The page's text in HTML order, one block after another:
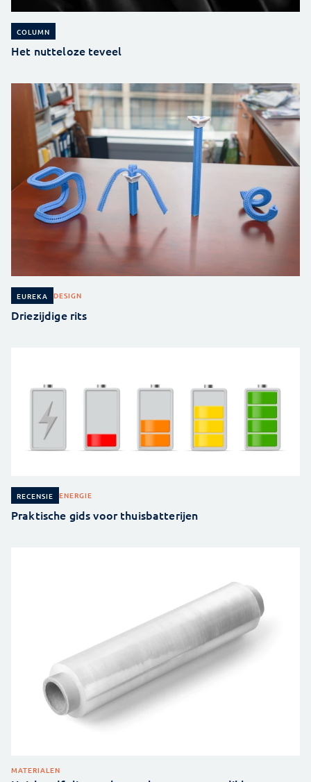
COLUMN
Het nutteloze teveel
EUREKA DESIGN
Driezijdige rits
RECENSIE ENERGIE
Praktische gids voor thuisbatterijen
MATERIALEN